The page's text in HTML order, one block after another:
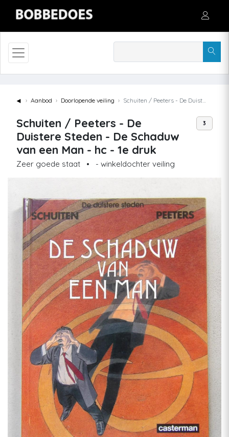
◄ Aanbod Doorlopende veiling Schuiten / Peeters - De Duistere Steden - De Schaduw van een Man - hc - 1e druk
Schuiten / Peeters - De
Duistere Steden - De Schaduw
van een Man - hc - 1e druk
Zeer goede staat • - winkeldochter veiling
3